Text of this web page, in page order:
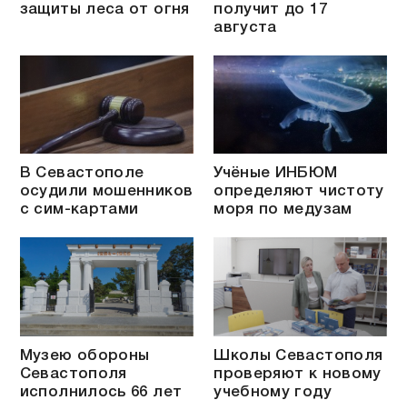
защиты леса от огня
получит до 17
августа
В Севастополе
осудили мошенников
с сим-картами
Учёные ИНБЮМ
определяют чистоту
моря по медузам
Музею обороны
Севастополя
исполнилось 66 лет
Школы Севастополя
проверяют к новому
учебному году